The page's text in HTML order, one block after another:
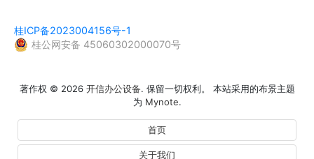
章
桂ICP备2023004156号-1
桂公网安备 45060302000070号
著作权 © 2026 开信办公设备. 保留一切权利。 本站采用的布景主题
为 Mynote.
首页
关于我们